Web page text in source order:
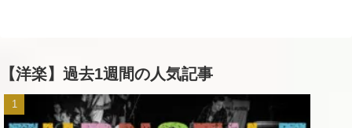
【洋楽】過去1週間の人気記事